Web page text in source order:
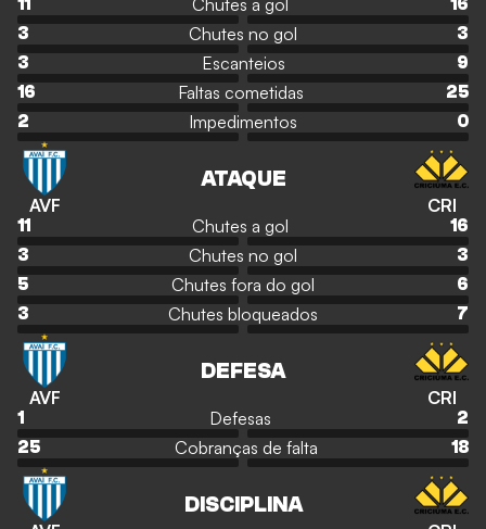
11
Chutes a gol
16
3
Chutes no gol
3
3
Escanteios
9
16
Faltas cometidas
25
2
Impedimentos 0
AVF
ATAQUE
CRI
11 Chutes a gol
16
3
Chutes no gol
3
5
Chutes fora do gol
6
3
Chutes bloqueados 7
AVF
DEFESA
CRI
1 Defesas
2
25
Cobranças de falta 18
DISCIPLINA